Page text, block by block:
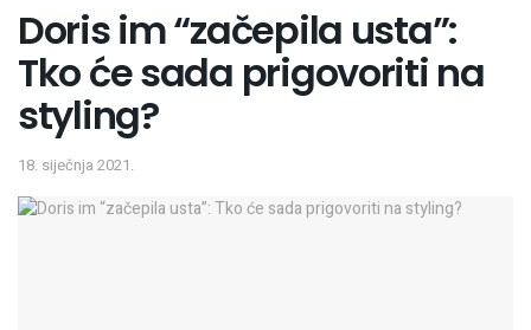
Doris im “začepila usta”:
Tko će sada prigovoriti na
styling?
18. siječnja 2021.